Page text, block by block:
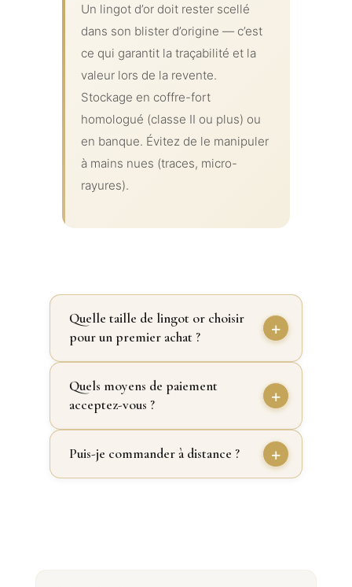
Un lingot d’or doit rester scellé
dans son blister d’origine — c’est
ce qui garantit la traçabilité et la
valeur lors de la revente.
Stockage en coffre-fort
homologué (classe II ou plus) ou
en banque. Évitez de le manipuler
à mains nues (traces, micro-
rayures).
Quelle taille de lingot or choisir
pour un premier achat ?
Quels moyens de paiement
acceptez-vous ?
Puis-je commander à distance ?